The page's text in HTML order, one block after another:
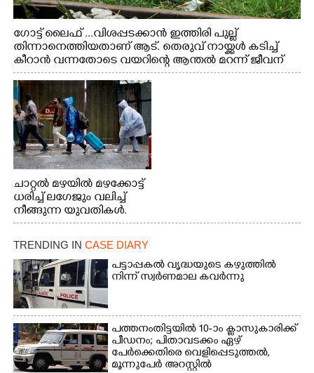
ഗോട്ട് ലൈഫ് ...വിശപ്പടക്കാൻ ഇത്തിരി പുല്ല്
തിന്നാനെത്തിയതാണ് ആട്. തെരുവ് നായ്ക്കൾ കടിച്ച്
കീറാൻ വന്നതോടെ വയറിന്റെ ആന്തൽ മറന്ന് ജീവന്
വേണ്ടിയായി ഓട്ടം. എറണാകുളം വാത്തുരുത്തിയിൽ
നിന്നുള്ള കാഴ്ച
ചാറ്റൽ മഴയിൽ മഴക്കോട്ട്
ധരിച്ച് ലഗേജും വലിച്ച്
നീങ്ങുന്ന യുവതികൾ.
എറണാകുളം മേനകയിൽ
നിന്നുള്ള കാഴ്ച
TRENDING IN CASE DIARY
പട്ടാപ്പകൽ വൃദ്ധയുടെ കഴുത്തിൽ
നിന്ന് സ്വർണമാല കവർന്നു
പത്തനംതിട്ടയിൽ 10-ാം ക്ലാസുകാരിക്ക്
പീഡനം; പിതാവടക്കം ഏഴ്
പേർക്കെതിരെ വെളിപ്പെടുത്തൽ,
മൂന്നുപേർ അറസ്റ്റിൽ